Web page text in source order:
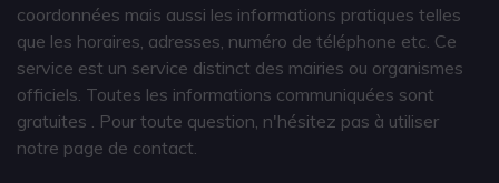
coordonnées mais aussi les informations pratiques telles
que les horaires, adresses, numéro de téléphone etc. Ce
service est un service distinct des mairies ou organismes
officiels. Toutes les informations communiquées sont
gratuites
. Pour toute question, n'hésitez pas à utiliser
notre page de contact.